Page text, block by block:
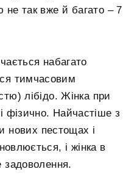
не так вже й багато – 7
набагато
тимчасовим
лібідо. Жінка при
фізично. Найчастіше з
нових пестощах і
і жінка в
задоволення.